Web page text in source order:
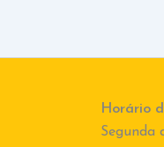
Horário
Segunda